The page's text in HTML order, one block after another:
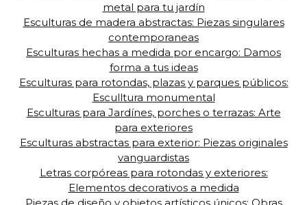
metal para tu jardín
Esculturas de madera abstractas: Piezas singulares
contemporaneas
Esculturas hechas a medida por encargo: Damos
forma a tus ideas
Esculturas para rotondas, plazas y parques públicos:
Esculltura monumental
Esculturas para Jardínes, porches o terrazas: Arte
para exteriores
Esculturas abstractas para exterior: Piezas originales
vanguardistas
Letras corpóreas para rotondas y exteriores:
Elementos decorativos a medida